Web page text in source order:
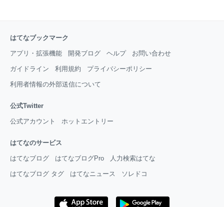
はてなブックマーク
アプリ・拡張機能 開発ブログ ヘルプ お問い合わせ
ガイドライン 利用規約 プライバシーポリシー
利用者情報の外部送信について
公式Twitter
公式アカウント ホットエントリー
はてなのサービス
はてなブログ はてなブログPro 人力検索はてな
はてなブログ タグ はてなニュース ソレドコ